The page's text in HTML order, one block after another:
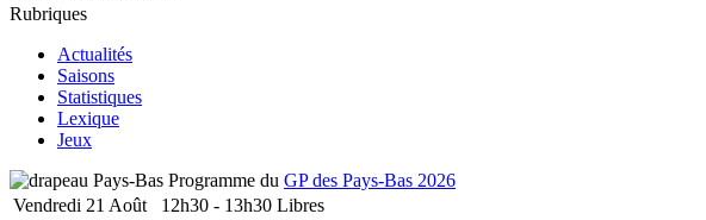
Rubriques
Actualités
Saisons
Statistiques
Lexique
Jeux
Programme du GP des Pays-Bas 2026
Vendredi 21 Août
12h30 - 13h30 Libres